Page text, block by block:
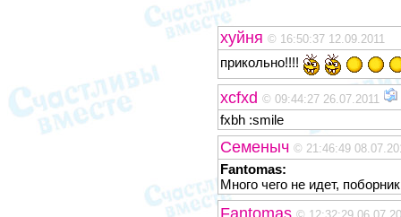
хуйня © 16:50:37 12.09.2011
прикольно!!!!
xcfxd © 09:44:27 26.07.2011
fxbh :smile
Семеныч © 21:46:49
Fantomas:
Много чего не идет,
Fantomas